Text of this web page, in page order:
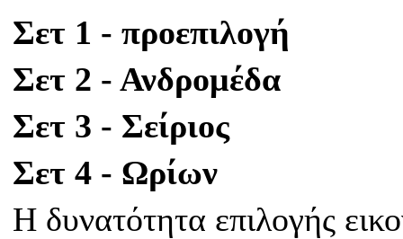
Σετ 1 - προεπιλογή
Σετ 2 - Ανδρομέδα
Σετ 3 - Σείριος
Σετ 4 - Ωρίων
Η δυνατότητα επιλογής